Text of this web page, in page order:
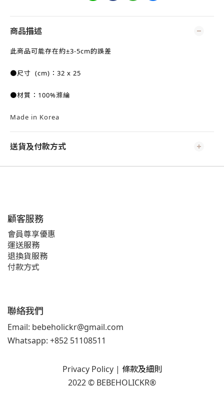
商品描述
此商品可能存在約±3-5cm的誤差
●尺寸 (cm)：32 x 25
●材質：100%滌綸
Made in Korea
送貨及付款方式
顧客服務
會員尊享優惠
運送服務
退換貨服務
付款方式
聯絡我們
Email: bebeholickr@gmail.com
Whatsapp: +852 51108511
Privacy Policy| 條款及細則
2022 © BEBEHOLICKR®